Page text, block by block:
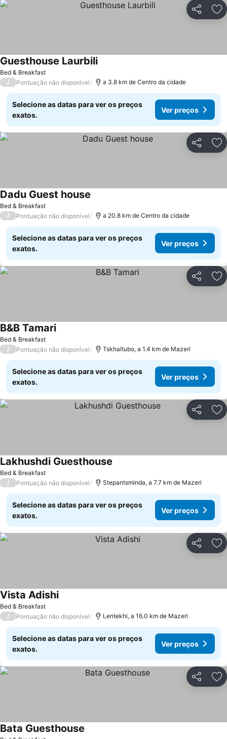
Partilhar
Bed & Breakfast
Guesthouse LaurbiliVer preços
/ Pontuação não disponível a 3.8 km de Centro da cidade
Selecione as datas para ver os preços
exatos.
Ver preços
Partilhar
Bed & Breakfast
Dadu Guest house
/ Pontuação não disponível a 20.8 km de Centro da cidade
Selecione as datas para ver os preços
exatos.
Ver preços
Partilhar
Bed & Breakfast
B&B TamariVer preços
/ Pontuação não disponível Tskhaltubo, a 1.4 km de Mazeri
Selecione as datas para ver os preços
exatos.
Ver preços
Partilhar
Bed & Breakfast
Lakhushdi Guesthouse
/ Pontuação não disponível Stepantsminda, a 7.7 km de Mazeri
Selecione as datas para ver os preços
exatos.
Ver preços
Partilhar
Bed & Breakfast
Vista AdishiVer preços
/ Pontuação não disponível Lentekhi, a 16.0 km de Mazeri
Selecione as datas para ver os preços
exatos.
Ver preços
Partilhar
Bata Guesthouse